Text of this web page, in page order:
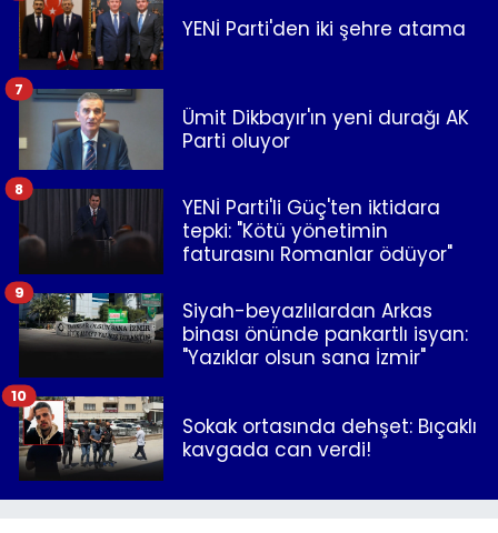
YENİ Parti'den iki şehre atama
Ümit Dikbayır'ın yeni durağı AK
Parti oluyor
7
YENİ Parti'li Güç'ten iktidara
tepki: "Kötü yönetimin
faturasını Romanlar ödüyor"
8
Siyah-beyazlılardan Arkas
binası önünde pankartlı isyan:
"Yazıklar olsun sana İzmir"
9
Sokak ortasında dehşet: Bıçaklı
kavgada can verdi!
10